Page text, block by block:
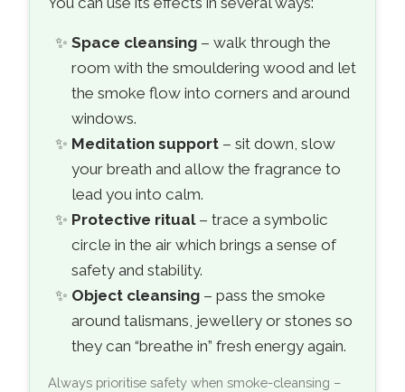
Space cleansing– walk through the
room with the smouldering wood and let
the smoke flow into corners and around
windows.
Meditation support– sit down, slow
your breath and allow the fragrance to
lead you into calm.
Protective ritual– trace a symbolic
circle in the air which brings a sense of
safety and stability.
Object cleansing– pass the smoke
around talismans, jewellery or stones so
they can “breathe in” fresh energy again.
Always prioritise safety when smoke-cleansing –